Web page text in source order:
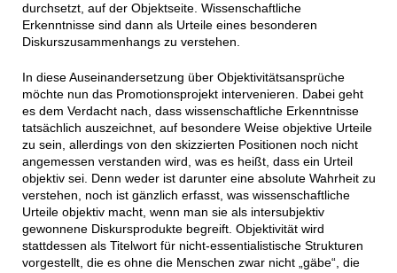
durchsetzt, auf der Objektseite. Wissenschaftliche
Erkenntnisse sind dann als Urteile eines besonderen
Diskurszusammenhangs zu verstehen.
In diese Auseinandersetzung über Objektivitätsansprüche
möchte nun das Promotionsprojekt intervenieren. Dabei geht
es dem Verdacht nach, dass wissenschaftliche Erkenntnisse
tatsächlich auszeichnet, auf besondere Weise objektive Urteile
zu sein, allerdings von den skizzierten Positionen noch nicht
angemessen verstanden wird, was es heißt, dass ein Urteil
objektiv sei. Denn weder ist darunter eine absolute Wahrheit zu
verstehen, noch ist gänzlich erfasst, was wissenschaftliche
Urteile objektiv macht, wenn man sie als intersubjektiv
gewonnene Diskursprodukte begreift. Objektivität wird
stattdessen als Titelwort für nicht-essentialistische Strukturen
vorgestellt, die es ohne die Menschen zwar nicht „gäbe“, die